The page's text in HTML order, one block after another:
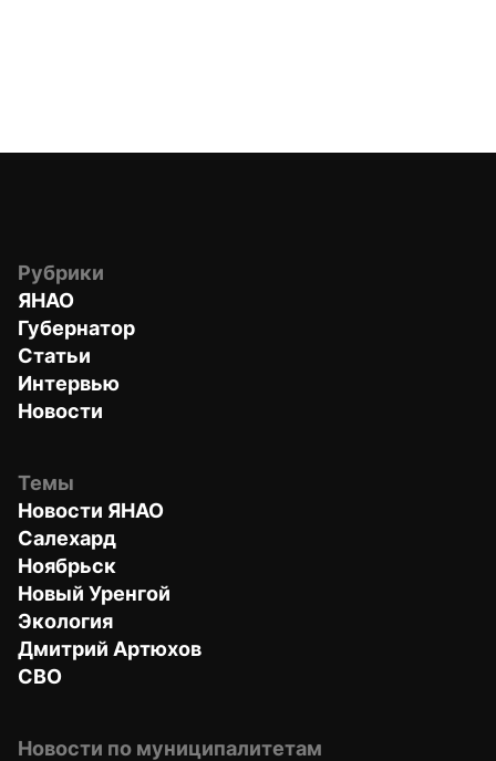
Рубрики
ЯНАО
Губернатор
Статьи
Интервью
Новости
Темы
Новости ЯНАО
Салехард
Ноябрьск
Новый Уренгой
Экология
Дмитрий Артюхов
СВО
Новости по муниципалитетам